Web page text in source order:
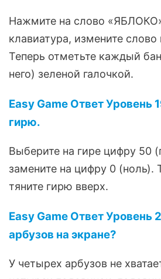
Нажмите на слово
клавиатура, измените
Теперь отметьте каждый
него) зеленой галочкой.
Easy Game Ответ Уровень
гирю.
Выберите на гире цифру 50
замените на цифру 0 (ноль).
тяните гирю вверх.
Easy Game Ответ Уровень
арбузов на экране?
У четырех арбузов не